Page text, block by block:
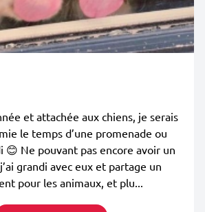
et attachée aux chiens, je serais
le temps d’une promenade ou
😊 Ne pouvant pas encore avoir un
grandi avec eux et partage un
pour les animaux, et plu...